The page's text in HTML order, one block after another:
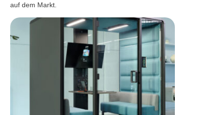
auf dem Markt.